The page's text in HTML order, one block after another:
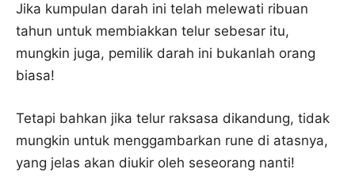
Jika kumpulan darah ini telah melewati ribuan
tahun untuk membiakkan telur sebesar itu,
mungkin juga, pemilik darah ini bukanlah orang
biasa!
Tetapi bahkan jika telur raksasa dikandung, tidak
mungkin untuk menggambarkan rune di atasnya,
yang jelas akan diukir oleh seseorang nanti!